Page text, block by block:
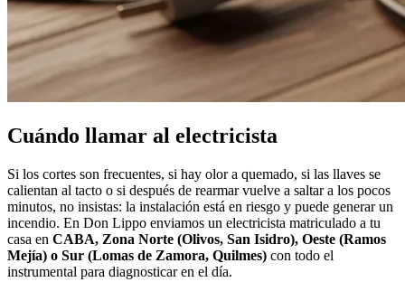
Cuándo llamar al electricista
Si los cortes son frecuentes, si hay olor a quemado, si las llaves se
calientan al tacto o si después de rearmar vuelve a saltar a los pocos
minutos, no insistas: la instalación está en riesgo y puede generar un
incendio. En Don Lippo enviamos un electricista matriculado a tu
casa en CABA, Zona Norte (Olivos, San Isidro), Oeste (Ramos
Mejía) o Sur (Lomas de Zamora, Quilmes) con todo el
instrumental para diagnosticar en el día.